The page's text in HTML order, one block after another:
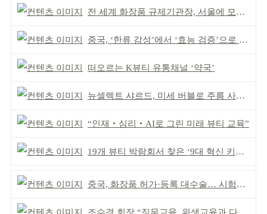
전 세계 화장품 규제기관장, 서울에 모인다
중국, ‘한류 감성’에서 ‘효능 검증’으로 중심 이동
떠오르는 K뷰티 유통채널 ‘약국’
뉴셀렉트 샤르드, 미세 버블로 주름 사이 공략
“인재‧심리‧AI로 그린 미래 뷰티 교육”
19개 뷰티 박람회서 찾은 ‘9대 혁신 키워드’
중국, 화장품 허가·등록 대수술… 시험자료 공용 허용